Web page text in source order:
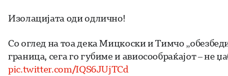
Изолацијата оди одлично!
Со оглед на тоа дека Мицкоски и Тимчо
граница, сега го губиме и авиосообраќајот – не
pic.twitter.com/IQS6JUjTCd